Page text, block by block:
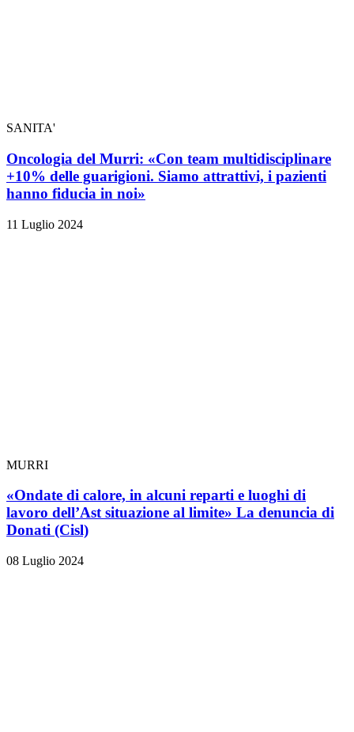
SANITA'
Oncologia del Murri: «Con team multidisciplinare
+10% delle guarigioni. Siamo attrattivi, i pazienti
hanno fiducia in noi»
11 Luglio 2024
MURRI
«Ondate di calore, in alcuni reparti e luoghi di
lavoro dell’Ast situazione al limite» La denuncia di
Donati (Cisl)
08 Luglio 2024